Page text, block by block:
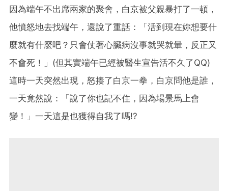
因為端午不出席兩家的聚會，白京被父親暴打了一頓，
他憤怒地去找端午，還說了重話：「活到現在妳想要什
麼就有什麼吧？只會仗著心臟病沒事就哭就暈，反正又
不會死！」(但其實端午已經被醫生宣告活不久了QQ)
這時一天突然出現，怒揍了白京一拳，白京問他是誰，
一天竟然說：「說了你也記不住，因為場景馬上會
變！」一天這是也獲得自我了嗎!?